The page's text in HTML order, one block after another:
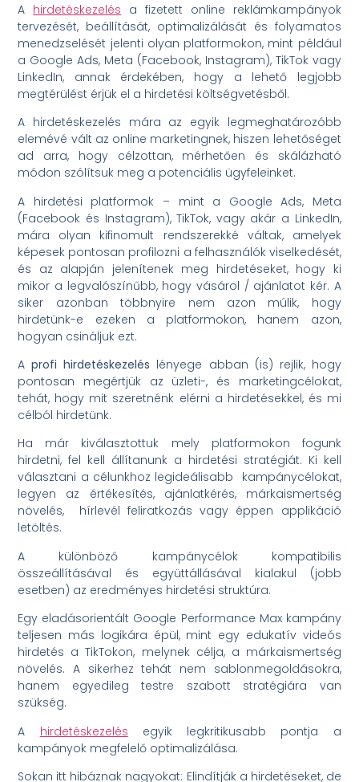
A hirdetéskezelés a fizetett online reklámkampányok
tervezését, beállítását, optimalizálását és folyamatos
menedzselését jelenti olyan platformokon, mint például
a Google Ads, Meta (Facebook, Instagram), TikTok vagy
LinkedIn, annak érdekében, hogy a lehető legjobb
megtérülést érjük el a hirdetési költségvetésből.
A hirdetéskezelés mára az egyik legmeghatározóbb
elemévé vált az online marketingnek, hiszen lehetőséget
ad arra, hogy célzottan, mérhetően és skálázható
módon szólítsuk meg a potenciális ügyfeleinket.
A hirdetési platformok – mint a Google Ads, Meta
(Facebook és Instagram), TikTok, vagy akár a LinkedIn,
mára olyan kifinomult rendszerekké váltak, amelyek
képesek pontosan profilozni a felhasználók viselkedését,
és az alapján jelenítenek meg hirdetéseket, hogy ki
mikor a legvalószínűbb, hogy vásárol / ajánlatot kér. A
siker azonban többnyire nem azon múlik, hogy
hirdetünk-e ezeken a platformokon, hanem azon,
hogyan csináljuk ezt.
Aprofi hirdetéskezelés lényege abban (is) rejlik, hogy
pontosan megértjük az üzleti-, és marketingcélokat,
tehát, hogy mit szeretnénk elérni a hirdetésekkel, és mi
célból hirdetünk.
Ha már kiválasztottuk mely platformokon fogunk
hirdetni, fel kell állítanunk a hirdetési stratégiát. Ki kell
választani a célunkhoz legideálisabb kampánycélokat,
legyen az értékesítés, ajánlatkérés, márkaismertség
növelés, hírlevél feliratkozás vagy éppen applikáció
letöltés.
A különböző kampánycélok kompatibilis
összeállításával és együttállásával kialakul (jobb
esetben) az eredményes hirdetési struktúra.
Egy eladásorientált Google Performance Max kampány
teljesen más logikára épül, mint egy edukatív videós
hirdetés a TikTokon, melynek célja, a márkaismertség
növelés. A sikerhez tehát nem sablonmegoldásokra,
hanem egyedileg testre szabott stratégiára van
szükség.
A hirdetéskezelés egyik legkritikusabb pontja a
kampányok megfelelő optimalizálása.
Sokan itt hibáznak nagyokat: Elindítják a hirdetéseket, de